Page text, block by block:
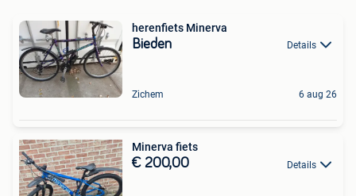
herenfiets Minerva
Bieden Details
Zichem 6 aug 26
Minerva fiets
€ 200,00 Details